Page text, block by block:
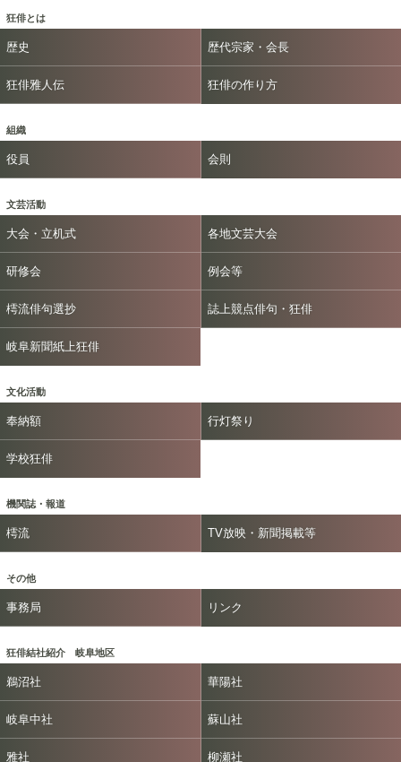
狂俳とは
歴史 歴代宗家・会長
狂俳雅人伝 狂俳の作り方
組織
役員 会則
文芸活動
大会・立机式 各地文芸大会
研修会 例会等
樗流俳句選抄 誌上競点俳句・狂俳
岐阜新聞紙上狂俳
文化活動
奉納額 行灯祭り
学校狂俳
機関誌・報道
樗流 TV放映・新聞掲載等
その他
事務局 リンク
狂俳結社紹介 岐阜地区
鵜沼社 華陽社
岐阜中社 蘇山社
雅社 柳瀬社